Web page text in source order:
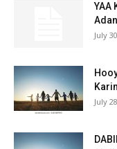
YAA
July
July